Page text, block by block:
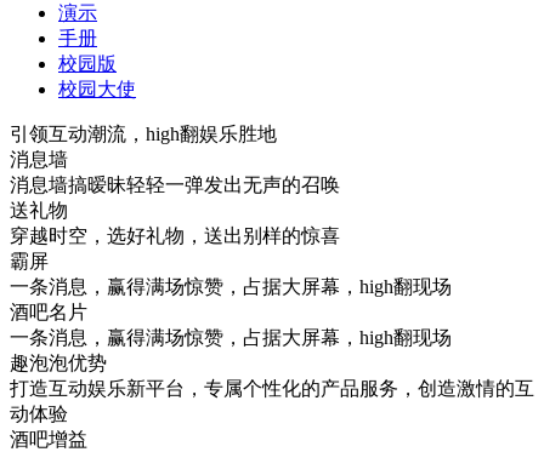
演示
手册
校园版
校园大使
引领互动潮流，high翻娱乐胜地
消息墙
消息墙搞暧昧轻轻一弹发出无声的召唤
送礼物
穿越时空，选好礼物，送出别样的惊喜
霸屏
一条消息，赢得满场惊赞，占据大屏幕，high翻现场
酒吧名片
一条消息，赢得满场惊赞，占据大屏幕，high翻现场
趣泡泡优势
打造互动娱乐新平台，专属个性化的产品服务，创造激情的互
动体验
酒吧增益